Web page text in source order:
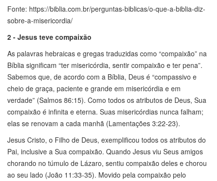
Fonte: https://biblia.com.br/perguntas-biblicas/o-que-a-biblia-diz-
sobre-a-misericordia/
2 - Jesus teve compaixão
As palavras hebraicas e gregas traduzidas como “compaixão” na
Bíblia significam “ter misericórdia, sentir compaixão e ter pena”.
Sabemos que, de acordo com a Bíblia, Deus é “compassivo e
cheio de graça, paciente e grande em misericórdia e em
verdade” (Salmos 86:15). Como todos os atributos de Deus, Sua
compaixão é infinita e eterna. Suas misericórdias nunca falham;
elas se renovam a cada manhã (Lamentações 3:22-23).
Jesus Cristo, o Filho de Deus, exemplificou todos os atributos do
Pai, inclusive a Sua compaixão. Quando Jesus viu Seus amigos
chorando no túmulo de Lázaro, sentiu compaixão deles e chorou
ao seu lado (João 11:33-35). Movido pela compaixão pelo